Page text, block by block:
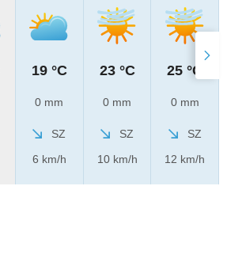
19 °C
0 mm
SZ
6 km/h
23 °C
0 mm
SZ
10 km/h
25 °C
0 mm
SZ
12 km/h